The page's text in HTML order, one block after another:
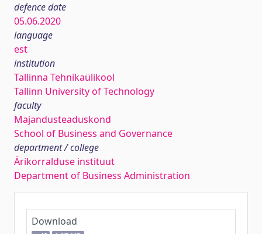
defence date
05.06.2020
language
est
institution
Tallinna Tehnikaülikool
Tallinn University of Technology
faculty
Majandusteaduskond
School of Business and Governance
department / college
Ärikorralduse instituut
Department of Business Administration
Download